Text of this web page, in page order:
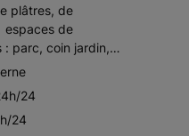
plâtres, de
espaces de
: parc, coin jardin,…
24
24